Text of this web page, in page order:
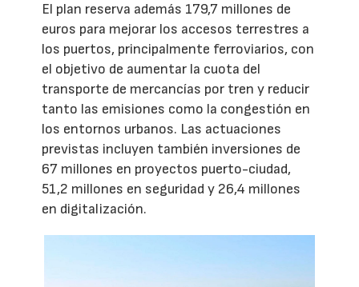
El plan reserva además 179,7 millones de
euros para mejorar los accesos terrestres a
los puertos, principalmente ferroviarios, con
el objetivo de aumentar la cuota del
transporte de mercancías por tren y reducir
tanto las emisiones como la congestión en
los entornos urbanos. Las actuaciones
previstas incluyen también inversiones de
67 millones en proyectos puerto-ciudad,
51,2 millones en seguridad y 26,4 millones
en digitalización.